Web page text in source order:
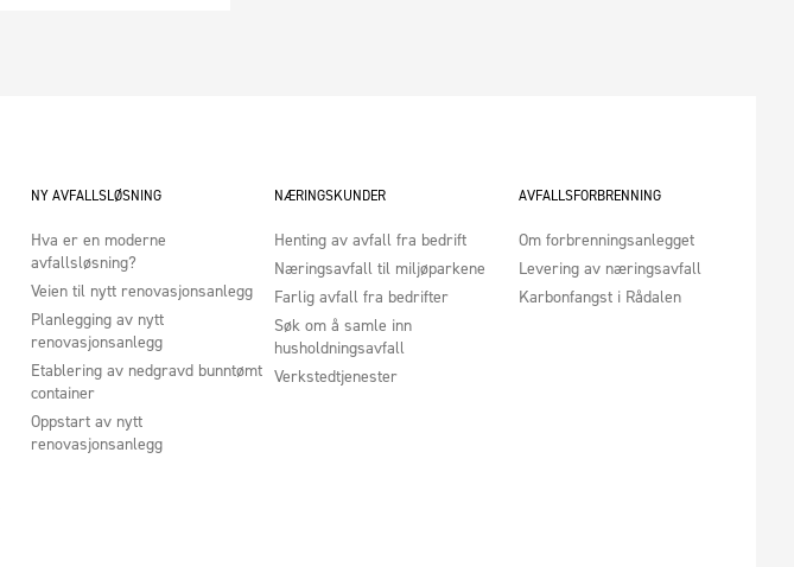
NY AVFALLSLØSNING
Hva er en moderne
avfallsløsning?
Veien til nytt renovasjonsanlegg
Planlegging av nytt
renovasjonsanlegg
Etablering av nedgravd bunntømt
container
Oppstart av nytt
renovasjonsanlegg
NÆRINGSKUNDER
Henting av avfall fra bedrift
Næringsavfall til miljøparkene
Farlig avfall fra bedrifter
Søk om å samle inn
husholdningsavfall
Verkstedtjenester
AVFALLSFORBRENNING
Om forbrenningsanlegget
Levering av næringsavfall
Karbonfangst i Rådalen